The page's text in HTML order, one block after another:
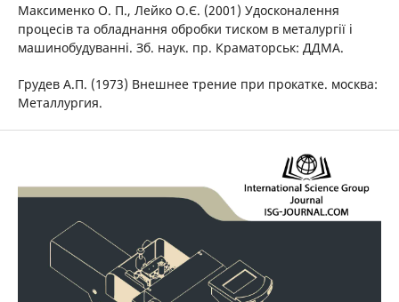
Максименко О. П., Лейко О.Є. (2001) Удосконалення
процесів та обладнання обробки тиском в металургії і
машинобудуванні. Зб. наук. пр. Краматорськ: ДДМА.
Грудев А.П. (1973) Внешнее трение при прокатке. москва:
Металлургия.